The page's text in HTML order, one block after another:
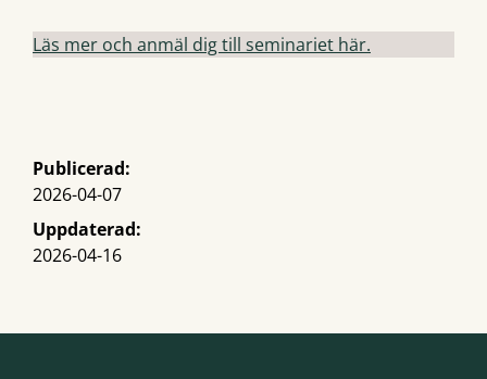
Läs mer och anmäl dig till seminariet här.
Publicerad:
2026-04-07
Uppdaterad:
2026-04-16